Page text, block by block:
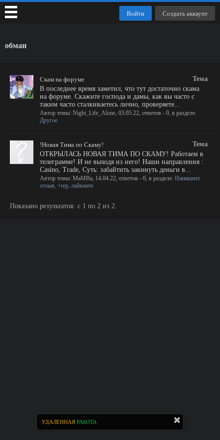
УДАЛЕННАЯ РАБОТА
обман
Тема
Скам на форуме
В последнее время заметил, что тут достаточно скама
на форуме. Скажите господа и дамы, как вы часто с
таким часто сталкиваетесь лично, проверяете...
Автор темы: Night_Life_Alone, 03.05.22, ответов - 0, в разделе:
Другое
Тема
!Новая Тима по Скаму!
ОТКРЫЛАСЬ НОВАЯ ТИМА ПО СКАМУ! Работаем в
телеграмме! И не выходя из него! Наши направления :
Casino, Trade, Суть: забайтить закинуть деньги в...
Автор темы: MaMBa, 14.04.22, ответов - 0, в разделе: Напишите
отзыв, +rep, лайкните
Показано результатов: с 1 по 2 из 2.
Войти Создать аккаунт